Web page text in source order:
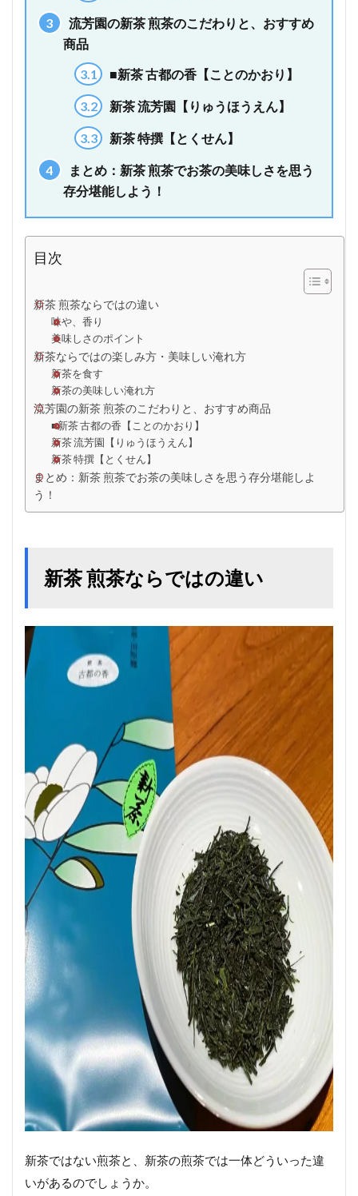
3
流芳園の新茶 煎茶のこだわりと、おすすめ
商品
3.1
■新茶 古都の香【ことのかおり】
3.2 新茶 流芳園【りゅうほうえん】
3.3 新茶 特撰【とくせん】
4
まとめ：新茶 煎茶でお茶の美味しさを思う
存分堪能しよう！
目次
新茶 煎茶ならではの違い
味や、香り
美味しさのポイント
新茶ならではの楽しみ方・美味しい淹れ方
新茶を食す
新茶の美味しい淹れ方
流芳園の新茶 煎茶のこだわりと、おすすめ商品
■新茶 古都の香【ことのかおり】
新茶 流芳園【りゅうほうえん】
新茶 特撰【とくせん】
まとめ：新茶 煎茶でお茶の美味しさを思う存分堪能しよ
う！
新茶 煎茶ならではの違い
新茶ではない煎茶と、新茶の煎茶では一体どういった違
いがあるのでしょうか。